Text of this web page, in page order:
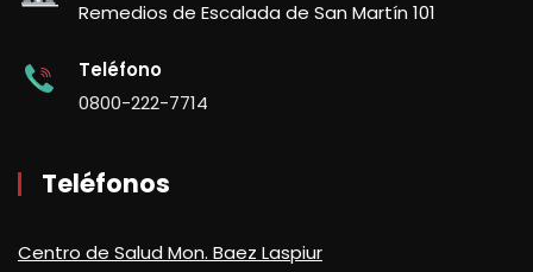
Remedios de Escalada de San Martín 101
Teléfono
0800-222-7714
Teléfonos
Centro de Salud Mon. Baez Laspiur